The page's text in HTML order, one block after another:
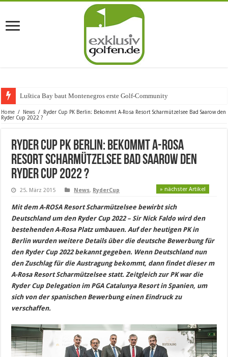
Luštica Bay baut Montenegros erste Golf-Community weiter aus
Home / News /
Ryder Cup PK Berlin: Bekommt A-Rosa Resort Scharmützelsee Bad Saarow den
Ryder Cup 2022 ?
Ryder Cup PK Berlin: Bekommt A-Rosa
Resort Scharmützelsee Bad Saarow den
Ryder Cup 2022 ?
25. März 2015 News, RyderCup » nächster Artikel
Mit dem A-ROSA Resort Scharmützelsee bewirbt sich
Deutschland um den Ryder Cup 2022 – Sir Nick Faldo wird den
bestehenden A-Rosa Platz umbauen. Auf der heutigen PK in
Berlin wurden weitere Details über die deutsche Bewerbung für
den Ryder Cup 2022 bekannt gegeben. Wenn Deutschland nun
den Zuschlag für die Austragung bekommt, dann findet dieser m
A-Rosa Resort Scharmützelsee statt. Zeitgleich zur PK war die
Ryder Cup Delegation im PGA Catalunya Resort in Spanien, um
sich von der spanischen Bewerbung einen Eindruck zu
verschaffen.